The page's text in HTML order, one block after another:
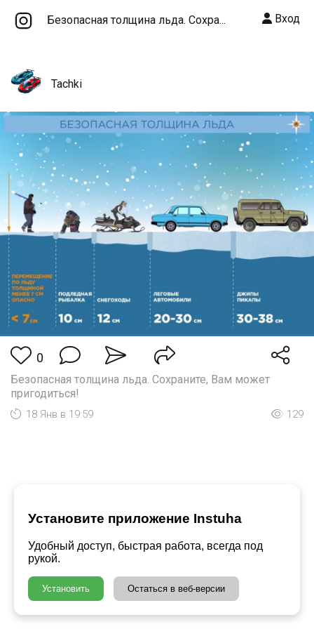
Установите приложение Instuha
Удобный доступ, быстрая работа, всегда под
рукой.
Установить Остаться в веб-версии
Безопасная толщина льда. Сохра... Вход
Tachki
0
Безопасная толщина льда. Сохраните, Вам может
пригодиться!
18 Янв в 19:59 129